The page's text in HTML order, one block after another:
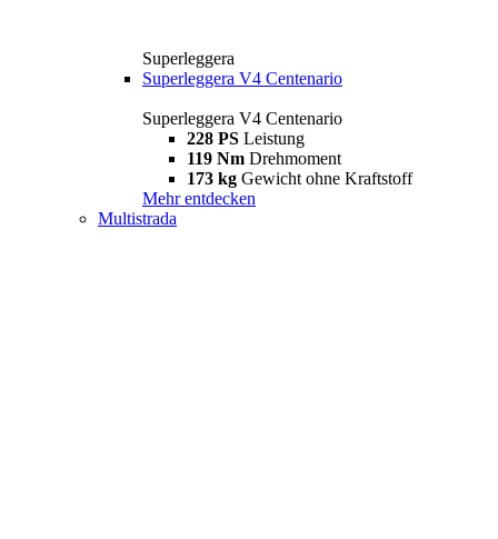
Superleggera
Superleggera V4 Centenario
Superleggera V4 Centenario
228 PS Leistung
119 Nm Drehmoment
173 kg Gewicht ohne Kraftstoff
Mehr entdecken
Multistrada